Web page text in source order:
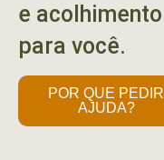
e acolhimento
para você.
POR QUE PEDIR
AJUDA?